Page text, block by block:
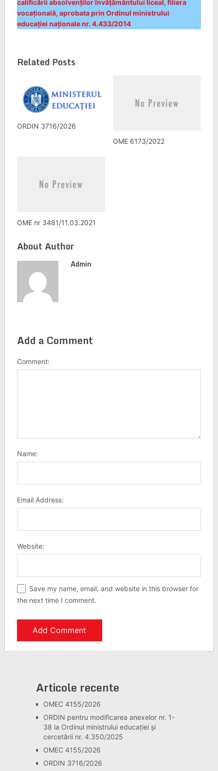
calificării absolvenților învățământului liceal, filiera
vocațională, aprobata prin Ordinul ministrului
educației naționale nr. 4.433/2014
Related Posts
ORDIN 3716/2026
OME 6173/2022
OME nr 3481/11.03.2021
About Author
Admin
Add a Comment
Comment:
Name:
Email Address:
Website:
Save my name, email, and website in this browser for
the next time I comment.
Articole recente
OMEC 4155/2026
ORDIN pentru modificarea anexelor nr. 1-
38 la Ordinul ministrului educației și
cercetării nr. 4.350/2025
OMEC 4155/2026
ORDIN 3716/2026